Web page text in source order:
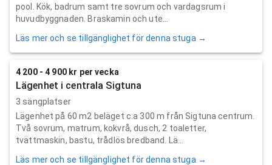
pool. Kök, badrum samt tre sovrum och vardagsrum i
huvudbyggnaden. Braskamin och ute...
Läs mer och se tillgänglighet för denna stuga →
4 200 - 4 900 kr per vecka
Lägenhet i centrala Sigtuna
3 sängplatser
Lägenhet på 60 m2 beläget c:a 300 m från Sigtuna centrum.
Två sovrum, matrum, kokvrå, dusch, 2 toaletter,
tvättmaskin, bastu, trådlös bredband. Lä...
Läs mer och se tillgänglighet för denna stuga →